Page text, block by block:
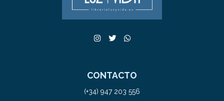
CONTACTO
(+34) 947 203 556